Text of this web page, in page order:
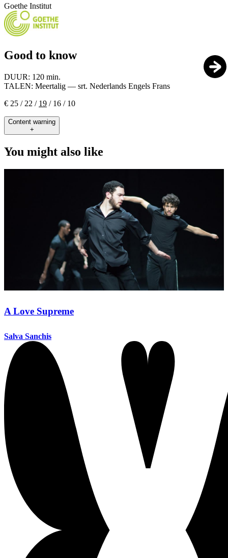
Goethe Institut
Good to know
DUUR: 120 min.
TALEN: Meertalig — srt. Nederlands Engels Frans
€ 25 / 22 / 19 / 16 / 10
Content warning
+
You might also like
A Love Supreme
Salva Sanchis